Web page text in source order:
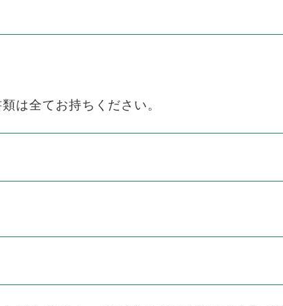
は全てお持ちください。